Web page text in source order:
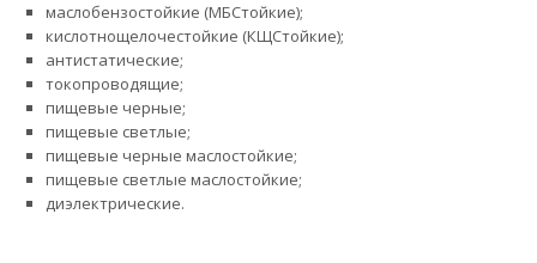
маслобензостойкие (МБСтойкие);
кислотнощелочестойкие (КЩСтойкие);
антистатические;
токопроводящие;
пищевые черные;
пищевые светлые;
пищевые черные маслостойкие;
пищевые светлые маслостойкие;
диэлектрические.